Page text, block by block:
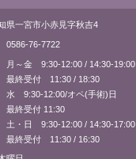
県一宮市小赤見字秋吉4
0586-76-7722
月～金 9:30-12:00 / 14:30-19:00
最終受付 11:30 / 18:30
水 9:30-12:00/オペ(手術)日
最終受付 11:30
土・日 9:30-12:00 / 14:30-17:00
最終受付 11:30 / 16:30